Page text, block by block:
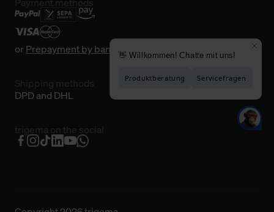
orPrepayment by bank transfer
DPD and DHL